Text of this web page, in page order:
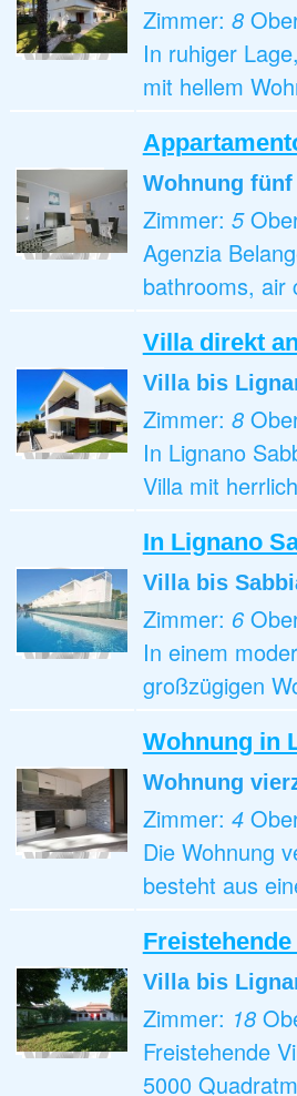
Zimmer: 8
In ruhiger
mit hellem
Wohnung
Zimmer: 5
Agenzia
bathrooms, air
Villa direkt
Villa bis
Zimmer: 8
In Lignano
Villa mit
In Lignano
Villa bis
Zimmer: 6
In einem
großzügigen
Wohnung in
Wohnung
Zimmer: 4
Die Wohnung
besteht aus
Villa bis
Zimmer: 18
Freistehende
5000